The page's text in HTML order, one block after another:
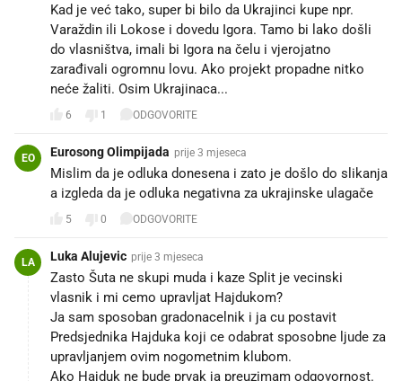
Kad je već tako, super bi bilo da Ukrajinci kupe npr.
Varaždin ili Lokose i dovedu Igora. Tamo bi lako došli
do vlasništva, imali bi Igora na čelu i vjerojatno
zarađivali ogromnu lovu. Ako projekt propadne nitko
neće žaliti. Osim Ukrajinaca...
6 1 ODGOVORITE
EO Eurosong Olimpijada prije 3 mjeseca
Mislim da je odluka donesena i zato je došlo do slikanja
a izgleda da je odluka negativna za ukrajinske ulagače
5 0 ODGOVORITE
LA Luka Alujevic prije 3 mjeseca
Zasto Šuta ne skupi muda i kaze Split je vecinski
vlasnik i mi cemo upravljat Hajdukom?
Ja sam sposoban gradonacelnik i ja cu postavit
Predsjednika Hajduka koji ce odabrat sposobne ljude za
upravljanjem ovim nogometnim klubom.
Ako Hajduk ne bude prvak ja preuzimam odgovornost.